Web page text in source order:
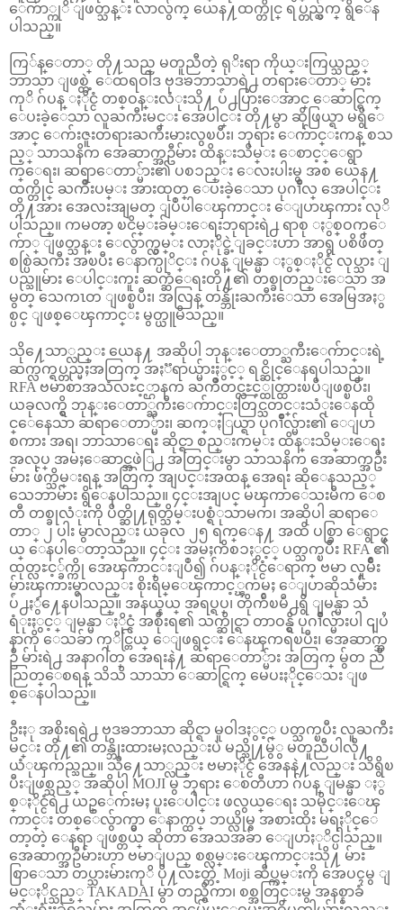
ေက်ာ္ကုိ ျဖတ္သန္း လာလွ်က္ ယေန႔ထက္တိုင္ ရပ္တည္လွ်က္ ရွိေန
ပါသည္။
ကြ်န္ေတာ္ တို႔သည္ မတူညီတဲ့ ရုိးရာ ကိုယ္းကြယ္သည့္
ဘာသာ ျဖစ္တဲ့ ေထရဝါဒ ဗုဒၶဘာသာရဲ႕ တရားေတာ္ မ်ား
ကုိ ဂ်ပန္ ႏိုင္ငံ တစ္ဝန္းလံုးသို႔ ပ်ံ႕ပြားေအာင္ ေဆာင္ရြက္
ေပးခဲ့ေသာ လူႀကီးမင္း အေပါင္း တို႔မွာ ဆိုဖြယ္ရာ မရွိေ
အာင္ ေက်းဇူးတရားႀကီးမားလွၿပီး၊ ဘုရား ေက်ာင္းကန္ စသ
ည့္ သာသနိက အေဆာက္အဦမ်ား ထိန္းသိမ္း ေစာင့္ေရွာ
က္ေရး၊ ဆရာေတာ္မ်ား၏ ပစၥည္း ေလးပါးမွ အစ ယေန႔
ထက္တိုင္ ႀကိဳးပမ္း အားထုတ္ ေပးခဲ့ေသာ ပုဂၢိဳလ္ အေပါင္း
တို႔အား အေလးအျမတ္ ျပဳပါေၾကာင္း ေျပာၾကား လုိ
ပါသည္။ ကမၻာ့ ၿငိမ္းခ်မ္းေရးဘုရားရဲ႕ ရာစု ႏွစ္ဝက္ေ
က်ာ္ ျဖတ္သန္း ေလွ်ာက္လွမ္း လာႏိုင္ခဲ့ျခင္းဟာ အာရွ ပစိဖိတ္
စစ္ပြဲႀကီး အၿပီး ေနာက္ပုိင္း ဂ်ပန္ ျမန္မာ ႏွစ္ႏိုင္ငံ လုပ္သား ျ
ပည္သူမ်ား ေပါင္းကူး ဆက္ဆံေရးတို႔၏ တစ္ခုတည္းေသာ အ
မွတ္ သေကၤတ ျဖစ္ၿပီး၊ အလြန္ တန္ဘိုးႀကီးေသာ အေမြအႏွ
စ္ပင္ ျဖစ္ေၾကာင္း မွတ္ယူမိသည္။
သို႔ေသာ္လည္း ယေန႔ အဆိုပါ ဘုန္းေတာ္ႀကီးေက်ာင္းရဲ့
ဆက္လက္ရပ္တည္မႈအတြက္ အႏၱရာယ္မ်ားႏွင့္ ရင္ဆိုင္ေနရပါသည္။
RFA ဗမာစာအသံလႊင့္ဌာနက ႀကိဳတင္လႊင့္ထုတ္ထားၿပီျဖစ္ၿပီး၊
ယခုလက္ရွိ ဘုန္းေတာ္ႀကီးေက်ာင္းတြင္သတင္းသံုးေနထို
င္ေနေသာ ဆရာေတာ္မ်ား၊ ဆက္ႏြယ္ရာ ပုဂၢဳိလ္မ်ား၏ ေျပာ
စကား အရ၊ ဘာသာေရး ဆိုင္ရာ စည္းကမ္း ထိန္းသိမ္းေရး
အလုပ္ အမႈေဆာင္အဖဲြ႕ အတြင္းမွာ သာသနိက အေဆာက္အဦး
မ်ား ဖ်က္သိမ္းရန္ အတြက္ အျပင္းအထန္ အေရး ဆိုေနသည့္
သေဘာမ်ား ရွိေနပါသည္။ ၄င္းအျပင္ မၾကာေသးမီက ေစ
တီ တစ္ခုလံုးကို ပိတ္ဆို႔ရုတ္သိမ္းပစ္ရံုသာမက၊ အဆိုပါ ဆရာေ
တာ္ ၂ ပါး မွာလည္း ယခုလ ၂၅ ရက္ေန႔ အထိ ပစ္ခြာ ေရွာင္ဖ
ယ္ ေနပါေတာ့သည္။ ၄င္း အမႈကိစၥႏွင့္ ပတ္သက္ၿပီး RFA ၏
ထုတ္လႊင့္ခ်က္ကို အေၾကာင္းျပဳ၍ ဂ်ပန္ႏိုင္ငံေရာက္ ဗမာ လူမ်ဳိး
မ်ားၾကားမွာလည္း စိုးရိမ္ေၾကာင့္ၾကမႈ ေျပာဆိုသံမ်ား
ပ်ံ႕ႏွံ႔ေနပါသည္။ အနယ္နယ္ အရပ္ရပ္၊ တိုက်ဴိၿမိဴ႕ရွိ ျမန္မာ သံ
ရံုးႏွင့္ ျမန္မာ ႏိုင္ငံ အစိုးရ၏ သက္ဆိုင္ရာ တာဝန္ရွိ ပုဂၢိဳလ္မ်ားပါ ၎ျပႆ
နာကို ေသခ်ာ ကုိင္တြယ္ ေျဖရွင္း ေနၾကရၿပီး၊ အေဆာက္အ
ဦ မ်ားရဲ႕ အနာဂါတ္ အေရးနဲ႔ ဆရာေတာ္မ်ား အတြက္ မွ်တ ညီ
ညြတ္ေစရန္ သိသိ သာသာ ေဆာင္ရြက္ မေပးႏိုင္ေသး ျဖ
စ္ေနပါသည္။
ဦးႏု အစိုးရရဲ႕ ဗုဒၶဘာသာ ဆိုင္ရာ မူဝါဒႏွင့္ ပတ္သက္ၿပီး လူႀကီး
မင္း တို႔၏ တန္ဘိုးထားမႈလည္းပဲ မည္သို႔မွ်ွ မတူညီပါလို႔
ယံုၾကည္သည္။ သို႔ေသာ္လည္း ဗမာႏိုင္ငံ အေနနဲ႔လည္း သိရွိၿ
ပီးျဖစ္သည့္ အဆိုပါ MOJI မွ ဘုရား ေစတီဟာ ဂ်ပန္ ျမန္မာ ႏွ
စ္ႏိုင္ငံရဲ႕ ယဥ္ေက်းမႈ ပူးေပါင္း ဖလွယ္ေရး သမိုင္းေၾ
ကာင္း တစ္ေလွ်ာက္မွာ ေနာက္ထပ္ ဘယ္လိုမွ အစားထိုး မရႏိုင္ေ
တာ့တဲ့ ေနရာ ျဖစ္တယ္ ဆိုတာ အေသအခ်ာ ေျပာႏုိင္ပါသည္။
အေဆာက္အဦမ်ားဟာ ဗမာျပည္ စစ္လမ္းေၾကာင္းသို႔ မ်ား
စြာေသာ တပ္သားမ်ားကုိ ပို႔လႊတ္တဲ့ Moji ဆိပ္ကမ္းကို အေပၚမွ ျ
မင္ႏိုင္သည့္ TAKADAI မွာ တည္ရွိကာ၊ စစ္အတြင္းမွ အနစ္နာခံ